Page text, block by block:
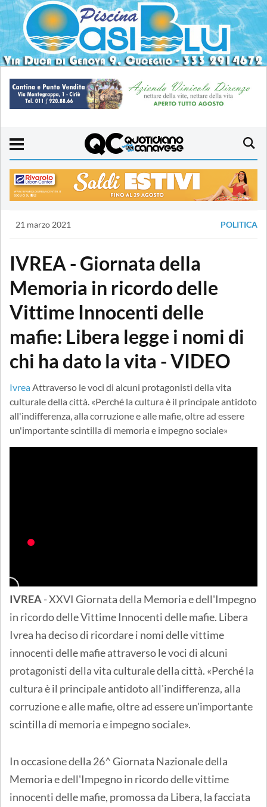
21 marzo 2021 POLITICA
IVREA - Giornata della
Memoria in ricordo delle
Vittime Innocenti delle
mafie: Libera legge i nomi di
chi ha dato la vita - VIDEO
Ivrea Attraverso le voci di alcuni protagonisti della vita
culturale della città. «Perché la cultura è il principale antidoto
all'indifferenza, alla corruzione e alle mafie, oltre ad essere
un'importante scintilla di memoria e impegno sociale»
IVREA- XXVI Giornata della Memoria e dell'Impegno
in ricordo delle Vittime Innocenti delle mafie. Libera
Ivrea ha deciso di ricordare i nomi delle vittime
innocenti delle mafie attraverso le voci di alcuni
protagonisti della vita culturale della città. «Perché la
cultura è il principale antidoto all'indifferenza, alla
corruzione e alle mafie, oltre ad essere un'importante
scintilla di memoria e impegno sociale».
In occasione della 26^ Giornata Nazionale della
Memoria e dell'Impegno in ricordo delle vittime
innocenti delle mafie, promossa da Libera, la facciata